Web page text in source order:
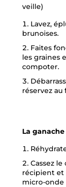
veille)
Lavez,
brunoises.
Faites
les graines
compoter.
réservez au
La
Cassez
récipient et
micro-onde